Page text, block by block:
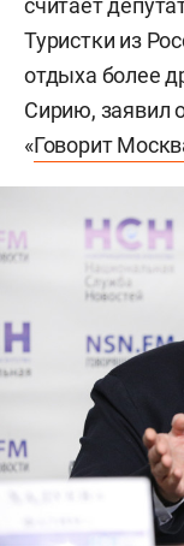
считает
Туристки из
отдыха более
Сирию, заявил
«Говорит